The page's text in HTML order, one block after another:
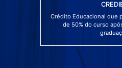
Crédito Educacional que
de 50% do curso